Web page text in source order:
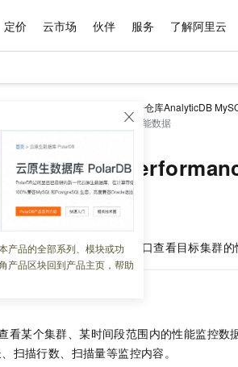
定价 云市场 伙伴 服务 了解阿里云
产品的全部系列、模块或功
产品区块回到产品主页，帮助
云原生数据仓库AnalyticDB
- 查看集群性能数据
08 03:00:17
接口查看目标集群的
看某个集群、某时间段范围内的性能监控
扫描行数、扫描量等监控内容。
型
Kimi-K3 NEW
Kimi 最新旗舰模型，长程编
GLM-5.2
可靠的大模型服务
上超级电脑
模式云数据仓库
域名与网站
对象存储 OSS
一站式AI开发、训练和推理
Qoder CN
提供一站式管理容器应用的
步到位
译和格式还原
代开源旗舰模型
真正可用的 1M 上下文,一次完成代码全链路开发
自进化智能体
越用越聪明
即刻拥有 DeepSeek-V4-
轻松解锁专属 DeepSeek-
Claude Code + GStack
值低价云产品抢先购
订单最高返9万
生认证享300元代金券
用点，立即开启云上创新
AI 特惠
智启 AI 普惠权益
阿里云 OPC 创新助力计
至高百万元 Token 补贴，加
Qwen3.8-Max 首发尝鲜，
千问办公，限时限量积分
送.CN域名，送备案服务码
价格计算器
自助选配和估算价格
价格优势
推动算力普惠，释放技术红
阅
云版
数据与 API
数据集
身份实名认证
短信
OCR 文字识别
发票查验
快递物流查询
Cloud
作计划
生态合作计划
成为产品伙伴
产品生态集成认证中心
产品生态伙伴工作台
企业增值服务
企业支持计划
企业增值服务台
服务实践
最佳实践
云上春晚
云栖战略参考
云上的中国
看见新力量
金融模力时刻